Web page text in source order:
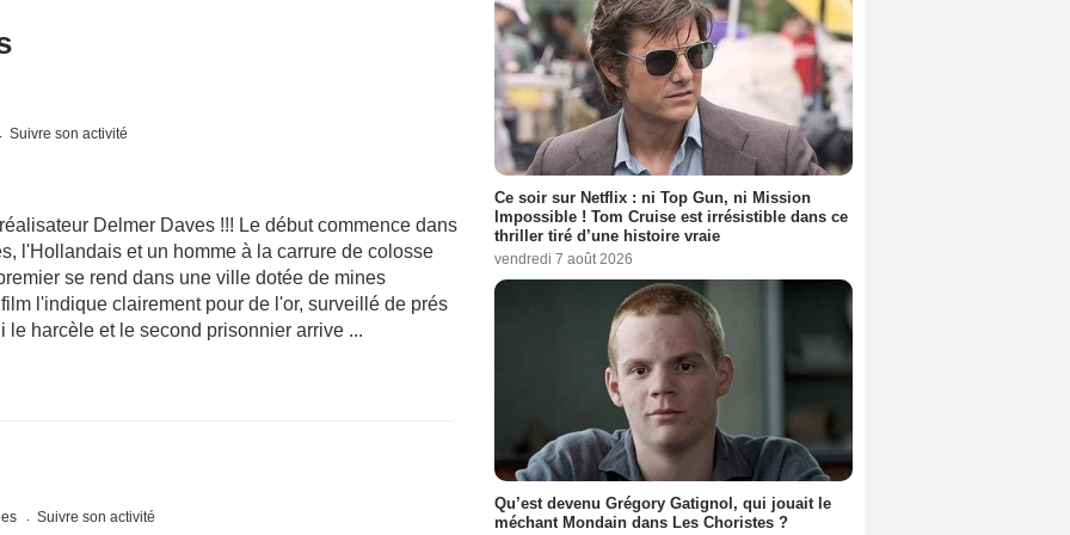
Suivre son activité
Delmer Daves !!! Le début commence dans
l'Hollandais et un homme à la carrure de colosse
se rend dans une ville dotée de mines
l'indique clairement pour de l'or, surveillé de prés
harcèle et le second prisonnier arrive ...
Suivre son activité
Ce soir sur Netflix : ni Top Gun, ni Mission
Impossible ! Tom Cruise est irrésistible dans ce
thriller tiré d’une histoire vraie
vendredi 7 août 2026
Qu’est devenu Grégory Gatignol, qui jouait le
méchant Mondain dans Les Choristes ?